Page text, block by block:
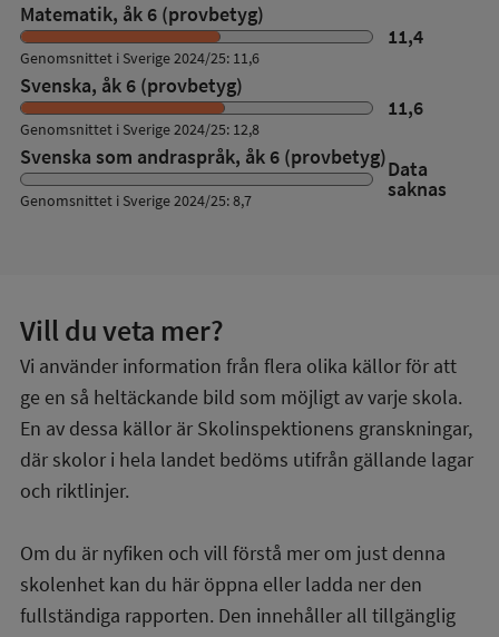
Matematik, åk 6 (provbetyg)
11,4
Genomsnittet i Sverige 2024/25: 11,6
Svenska, åk 6 (provbetyg)
11,6
Genomsnittet i Sverige 2024/25: 12,8
Svenska som andraspråk, åk 6 (provbetyg)Data
saknas
Genomsnittet i Sverige 2024/25: 8,7
Vill du veta mer?
Vi använder information från flera olika källor för att
ge en så heltäckande bild som möjligt av varje skola.
En av dessa källor är Skolinspektionens granskningar,
där skolor i hela landet bedöms utifrån gällande lagar
och riktlinjer.
Om du är nyfiken och vill förstå mer om just denna
skolenhet kan du här öppna eller ladda ner den
fullständiga rapporten. Den innehåller all tillgänglig